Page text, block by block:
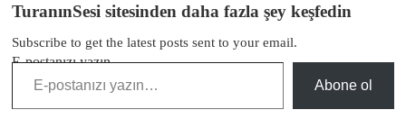
TuranınSesi sitesinden daha fazla şey keşfedin
Subscribe to get the latest posts sent to your email.
E-postanızı yazın…
Abone ol